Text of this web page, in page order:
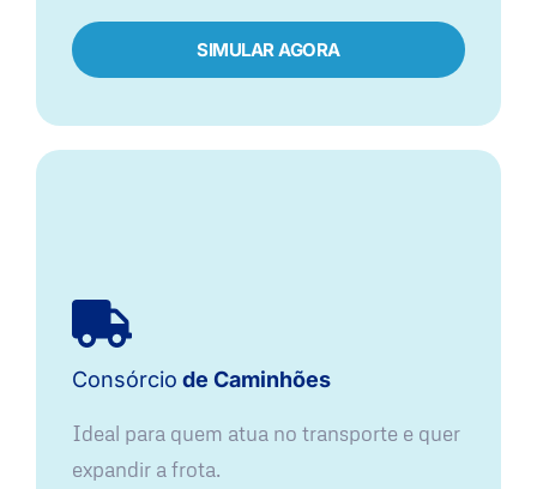
SIMULAR AGORA
Consórcio de Caminhões
Ideal para quem atua no transporte e quer
expandir a frota.